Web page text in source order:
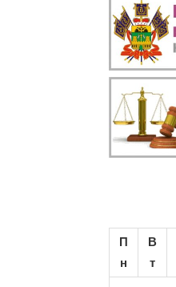
П
н
В
т